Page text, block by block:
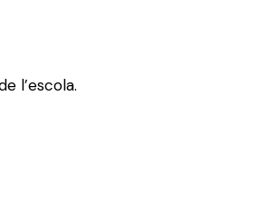
l’escola.